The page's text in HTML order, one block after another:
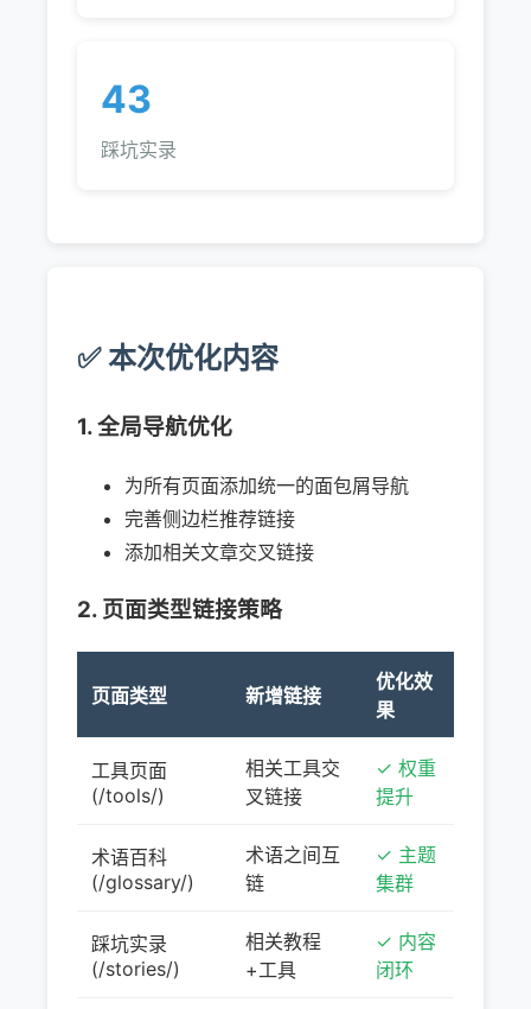
43
踩坑实录
✅ 本次优化内容
1. 全局导航优化
为所有页面添加统一的面包屑导航
完善侧边栏推荐链接
添加相关文章交叉链接
2. 页面类型链接策略
页面类型 新增链接
优化效
果
工具页面
(/tools/)
相关工具交
叉链接
✓ 权重
提升
术语百科
(/glossary/)
术语之间互
链
✓ 主题
集群
踩坑实录
(/stories/)
相关教程
+工具
✓ 内容
闭环